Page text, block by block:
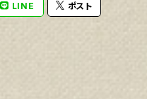
LINE ポスト